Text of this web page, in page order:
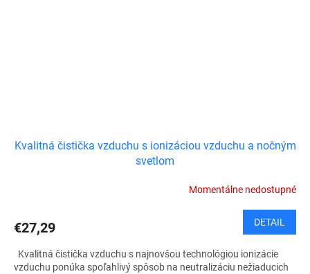
Kvalitná čistička vzduchu s ionizáciou vzduchu a nočným
svetlom
Momentálne nedostupné
€27,29 DETAIL
Kvalitná čistička vzduchu s najnovšou technológiou ionizácie
vzduchu ponúka spoľahlivý spôsob na neutralizáciu nežiaducich